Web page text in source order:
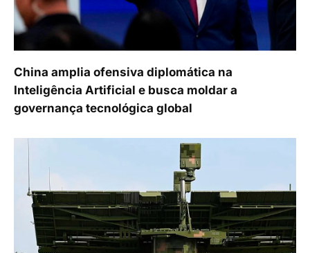
China amplia ofensiva diplomática na
Inteligência Artificial e busca moldar a
governança tecnológica global